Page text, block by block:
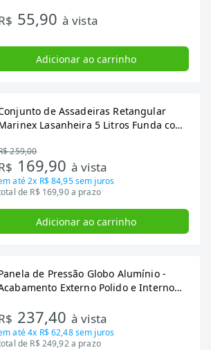
55,90 à vista
Adicionar ao carrinho
de Assadeiras Retangular
Lasanheira 5 Litros Funda com
259,00
169,90 à vista
até2x R$ 84,95sem juros
de R$ 169,90 a prazo
Adicionar ao carrinho
de Pressão Globo Alumínio -
Externo Polido e Interno
237,40 à vista
até4x R$ 62,48sem juros
de R$ 249,92 a prazo